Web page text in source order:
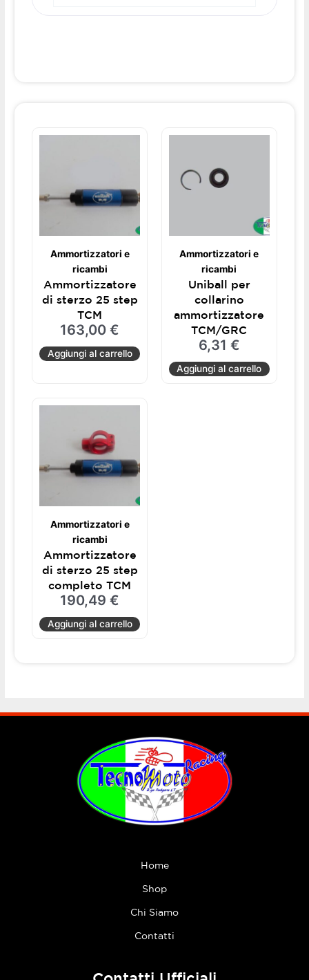
Ammortizzatori e
ricambi
Ammortizzatore
di sterzo 25 step
TCM
163,00€
Aggiungi al carrello
Ammortizzatori e
ricambi
Uniball per
collarino
ammortizzatore
TCM/GRC
6,31 €
Aggiungi al carrello
Ammortizzatori e
ricambi
Ammortizzatore
di sterzo 25 step
completo TCM
190,49€
Aggiungi al carrello
Home
Shop
Chi Siamo
Contatti